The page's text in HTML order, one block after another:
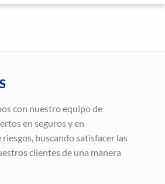
con nuestro equipo de
en seguros y en
buscando satisfacer las
clientes de una manera